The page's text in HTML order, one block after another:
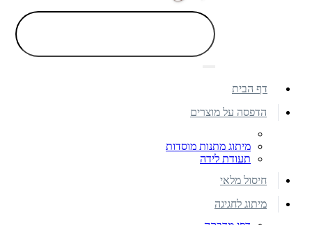
דף הבית
הדפסה על מוצרים
מיתוג מתנות מוסדות
תעודת לידה
חיסול מלאי
מיתוג לחגיגה